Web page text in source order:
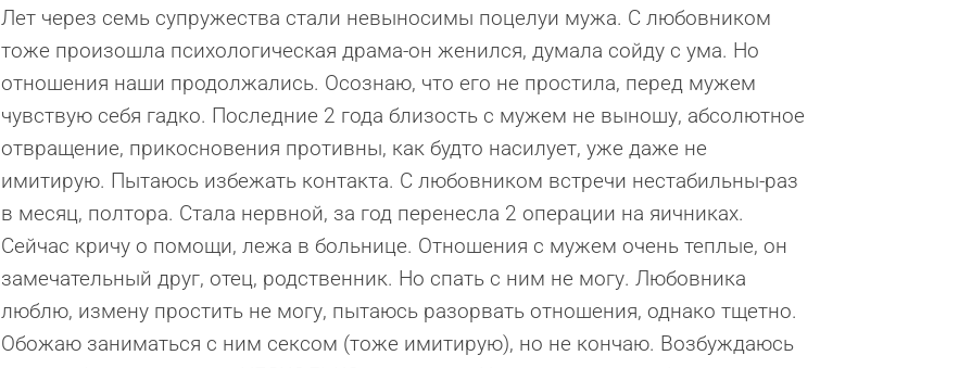
Лет через семь супружества стали невыносимы поцелуи мужа. С любовником
тоже произошла психологическая драма-он женился, думала сойду с ума. Но
отношения наши продолжались. Осознаю, что его не простила, перед мужем
чувствую себя гадко. Последние 2 года близость с мужем не выношу, абсолютное
отвращение, прикосновения противны, как будто насилует, уже даже не
имитирую. Пытаюсь избежать контакта. С любовником встречи нестабильны-раз
в месяц, полтора. Стала нервной, за год перенесла 2 операции на яичниках.
Сейчас кричу о помощи, лежа в больнице. Отношения с мужем очень теплые, он
замечательный друг, отец, родственник. Но спать с ним не могу. Любовника
люблю, измену простить не могу, пытаюсь разорвать отношения, однако тщетно.
Обожаю заниматься с ним сексом (тоже имитирую), но не кончаю. Возбуждаюсь